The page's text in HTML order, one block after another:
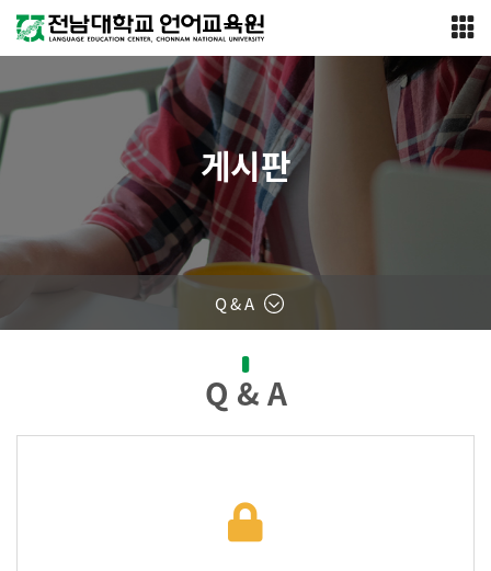
Q & A
게시판
Q & A